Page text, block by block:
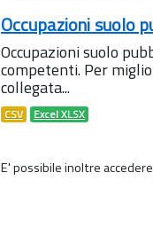
Occupazioni suolo
Occupazioni suolo
competenti. Per
collegata...
CSV Excel XLSX
E' possibile inoltre